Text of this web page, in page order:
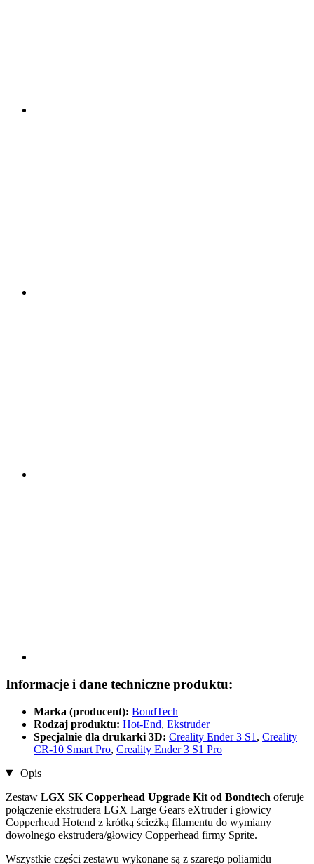
Informacje i dane techniczne produktu:
Marka (producent): BondTech
Rodzaj produktu: Hot-End, Ekstruder
Specjalnie dla drukarki 3D: Creality Ender 3 S1 , Creality
CR-10 Smart Pro, Creality Ender 3 S1 Pro
Opis
Zestaw LGX SK Copperhead Upgrade Kit od Bondtech oferuje
połączenie ekstrudera LGX Large Gears eXtruder i głowicy
Copperhead Hotend z krótką ścieżką filamentu do wymiany
dowolnego ekstrudera/głowicy Copperhead firmy Sprite.
Wszystkie części zestawu wykonane są z szarego poliamidu